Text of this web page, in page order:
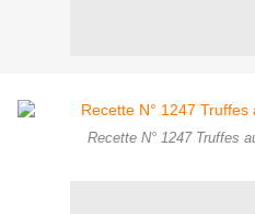
Recette N° 1247 Truffes